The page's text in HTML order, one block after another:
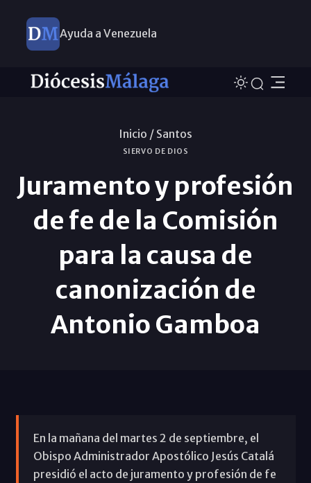
Ayuda a Venezuela
Inicio / Santos
SIERVO DE DIOS
Juramento y profesión
de fe de la Comisión
para la causa de
canonización de
Antonio Gamboa
En la mañana del martes 2 de septiembre, el
Obispo Administrador Apostólico Jesús Catalá
presidió el acto de juramento y profesión de fe